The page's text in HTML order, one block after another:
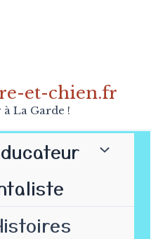
et-chien.fr
La Garde !